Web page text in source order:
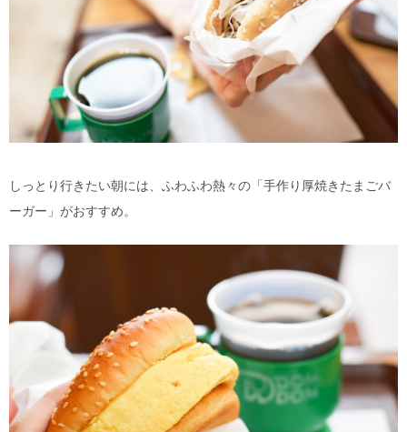
しっとり行きたい朝には、ふわふわ熱々の「手作り厚焼きたまごバ
ーガー」がおすすめ。